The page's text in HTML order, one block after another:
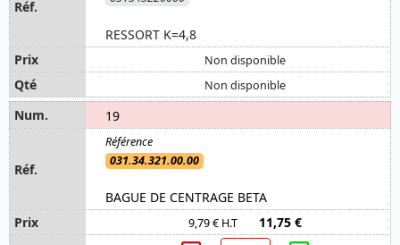
RESSORT K=4,8
Non disponible
Non disponible
19
031.34.321.00.00
BAGUE DE CENTRAGE BETA
9,79 € H.T 11,75 €